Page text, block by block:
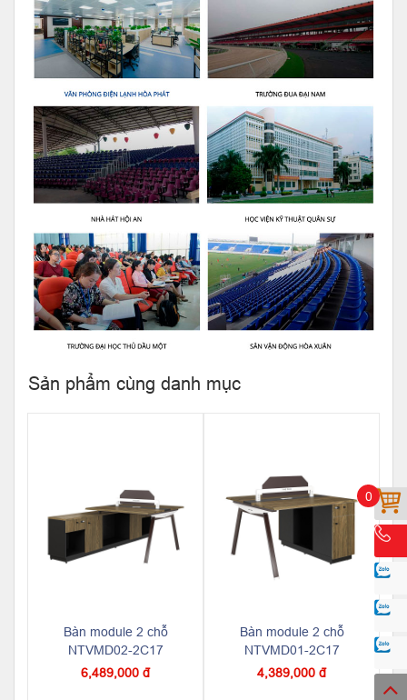
0
Sản phẩm cùng danh mục
Bàn module 2 chỗ
NTVMD02-2C17
6,489,000 đ
Bàn module 2 chỗ
NTVMD01-2C17
4,389,000 đ